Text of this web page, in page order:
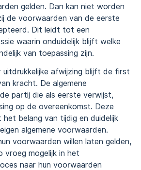
gelden. Dan kan niet worden
de voorwaarden van de eerste
Dit leidt tot een
waarin onduidelijk blijft welke
van toepassing zijn.
uitdrukkelijke afwijzing blijft de first
kracht. De algemene
partij die als eerste verwijst,
op de overeenkomst. Deze
belang van tijdig en duidelijk
algemene voorwaarden.
voorwaarden willen laten gelden,
vroeg mogelijk in het
naar hun voorwaarden